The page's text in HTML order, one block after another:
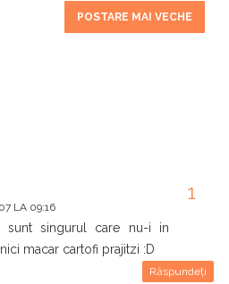
POSTARE MAI VECHE
LA 09:16
sunt singurul care nu-i in
macar cartofi prajitzi :D
Răspundeți